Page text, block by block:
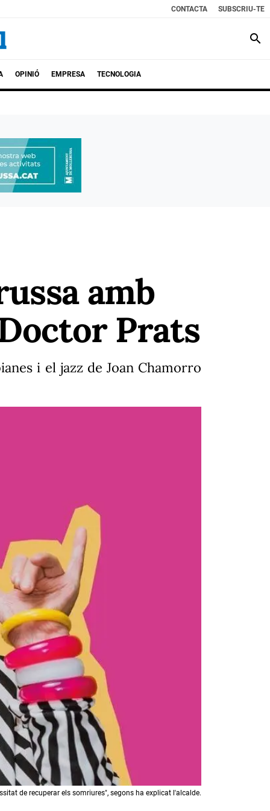
CONTACTA SUBSCRIU-TE
search
OPINIÓ EMPRESA TECNOLOGIA
amb
Prats
i el jazz de Joan Chamorro
de recuperar els somriures", segons ha explicat l'alcalde.